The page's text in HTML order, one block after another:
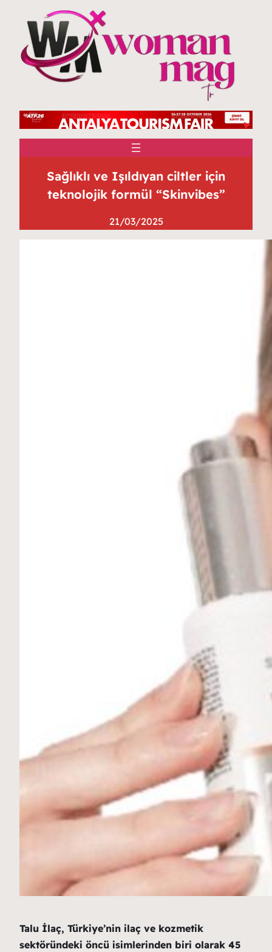
Sağlıklı ve Işıldıyan ciltler için
teknolojik formül “Skinvibes”
21/03/2025
Talu İlaç, Türkiye’nin ilaç ve kozmetik
sektöründeki öncü isimlerinden biri olarak 45